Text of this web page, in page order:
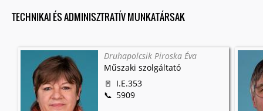
TECHNIKAI ÉS ADMINISZTRATÍV MUNKATÁRSAK
Druhapolcsik Piroska Éva
Műszaki szolgáltató
I.E.353
5909